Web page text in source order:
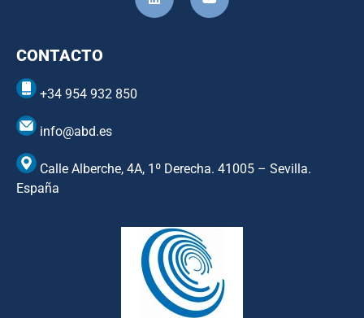
CONTACTO
+34 954 932 850
info@abd.es
Calle Alberche, 4A, 1º Derecha. 41005 – Sevilla.
España